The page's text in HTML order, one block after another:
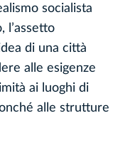
socialista
l’assetto
di una città
alle esigenze
ai luoghi di
alle strutture